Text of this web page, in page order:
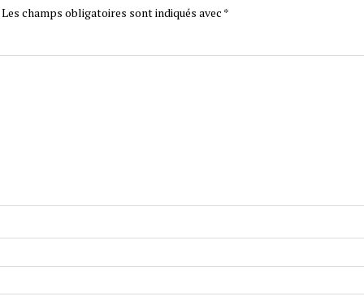
Les champs obligatoires sont indiqués avec *